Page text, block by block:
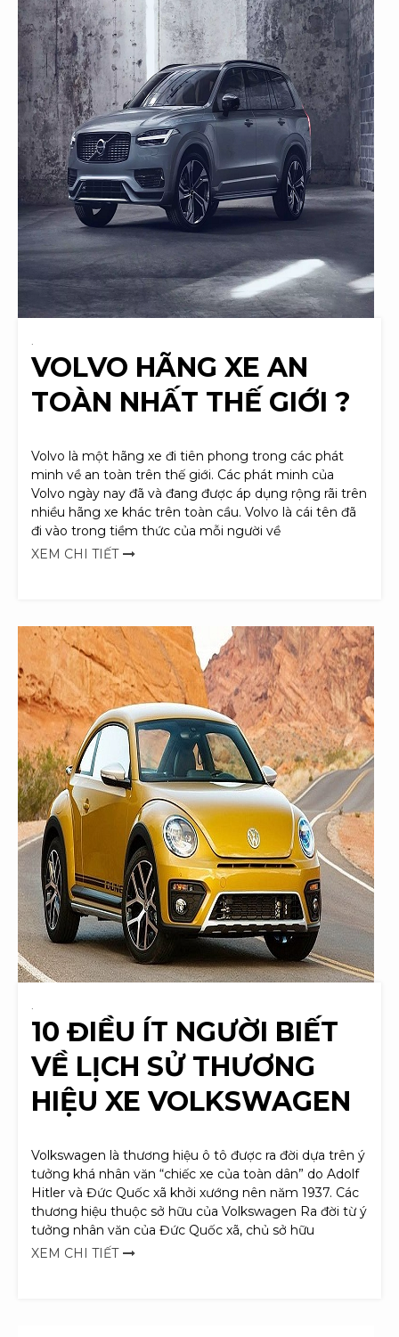
VOLVO HÃNG XE AN
TOÀN NHẤT THẾ GIỚI ?
Volvo là một hãng xe đi tiên phong trong các phát
minh về an toàn trên thế giới. Các phát minh của
Volvo ngày nay đã và đang được áp dụng rộng rãi trên
nhiều hãng xe khác trên toàn cầu. Volvo là cái tên đã
đi vào trong tiềm thức của mỗi người về
XEM CHI TIẾT
10 ĐIỀU ÍT NGƯỜI BIẾT
VỀ LỊCH SỬ THƯƠNG
HIỆU XE VOLKSWAGEN
Volkswagen là thương hiệu ô tô được ra đời dựa trên ý
tưởng khá nhân văn “chiếc xe của toàn dân” do Adolf
Hitler và Đức Quốc xã khởi xướng nên năm 1937. Các
thương hiệu thuộc sở hữu của Volkswagen Ra đời từ ý
tưởng nhân văn của Đức Quốc xã, chủ sở hữu
XEM CHI TIẾT